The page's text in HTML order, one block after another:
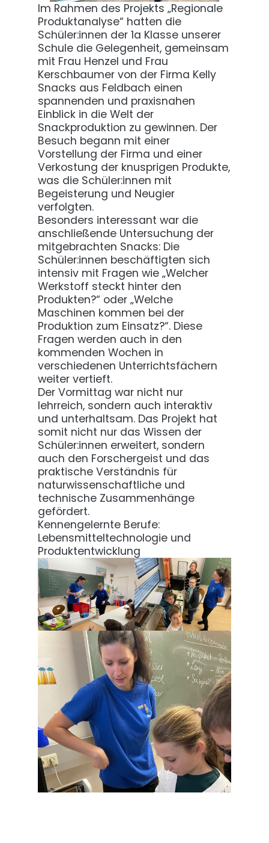
Im Rahmen des Projekts „Regionale
Produktanalyse“ hatten die
Schüler:innen der 1a Klasse unserer
Schule die Gelegenheit, gemeinsam
mit Frau Henzel und Frau
Kerschbaumer von der Firma Kelly
Snacks aus Feldbach einen
spannenden und praxisnahen
Einblick in die Welt der
Snackproduktion zu gewinnen. Der
Besuch begann mit einer
Vorstellung der Firma und einer
Verkostung der knusprigen Produkte,
was die Schüler:innen mit
Begeisterung und Neugier
verfolgten.
Besonders interessant war die
anschließende Untersuchung der
mitgebrachten Snacks: Die
Schüler:innen beschäftigten sich
intensiv mit Fragen wie „Welcher
Werkstoff steckt hinter den
Produkten?“ oder „Welche
Maschinen kommen bei der
Produktion zum Einsatz?“. Diese
Fragen werden auch in den
kommenden Wochen in
verschiedenen Unterrichtsfächern
weiter vertieft.
Der Vormittag war nicht nur
lehrreich, sondern auch interaktiv
und unterhaltsam. Das Projekt hat
somit nicht nur das Wissen der
Schüler:innen erweitert, sondern
auch den Forschergeist und das
praktische Verständnis für
naturwissenschaftliche und
technische Zusammenhänge
gefördert.
Kennengelernte Berufe:
Lebensmitteltechnologie und
Produktentwicklung